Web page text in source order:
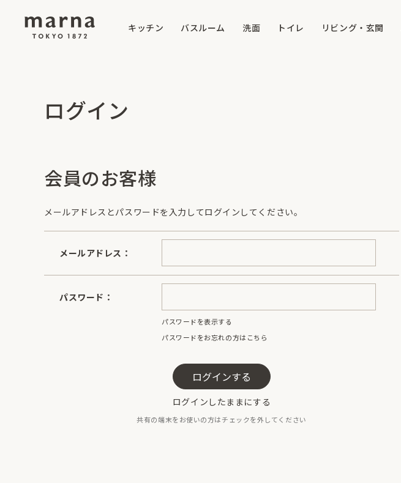
キッチン バスルーム 洗面 トイレ リビング・玄関
ログイン
会員のお客様
メールアドレスとパスワードを入力してログインしてください。
メールアドレス：
パスワード：
パスワードを表示する
パスワードをお忘れの方はこちら
ログインしたままにする
共有の端末をお使いの方はチェックを外してください